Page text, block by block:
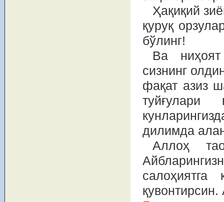
Ҳақиқий
қуруқ
бўлинг!
Ва
сизнинг
фақат азиз
дилимда
Аллоҳ
салоҳиятга
қувонтирсин.